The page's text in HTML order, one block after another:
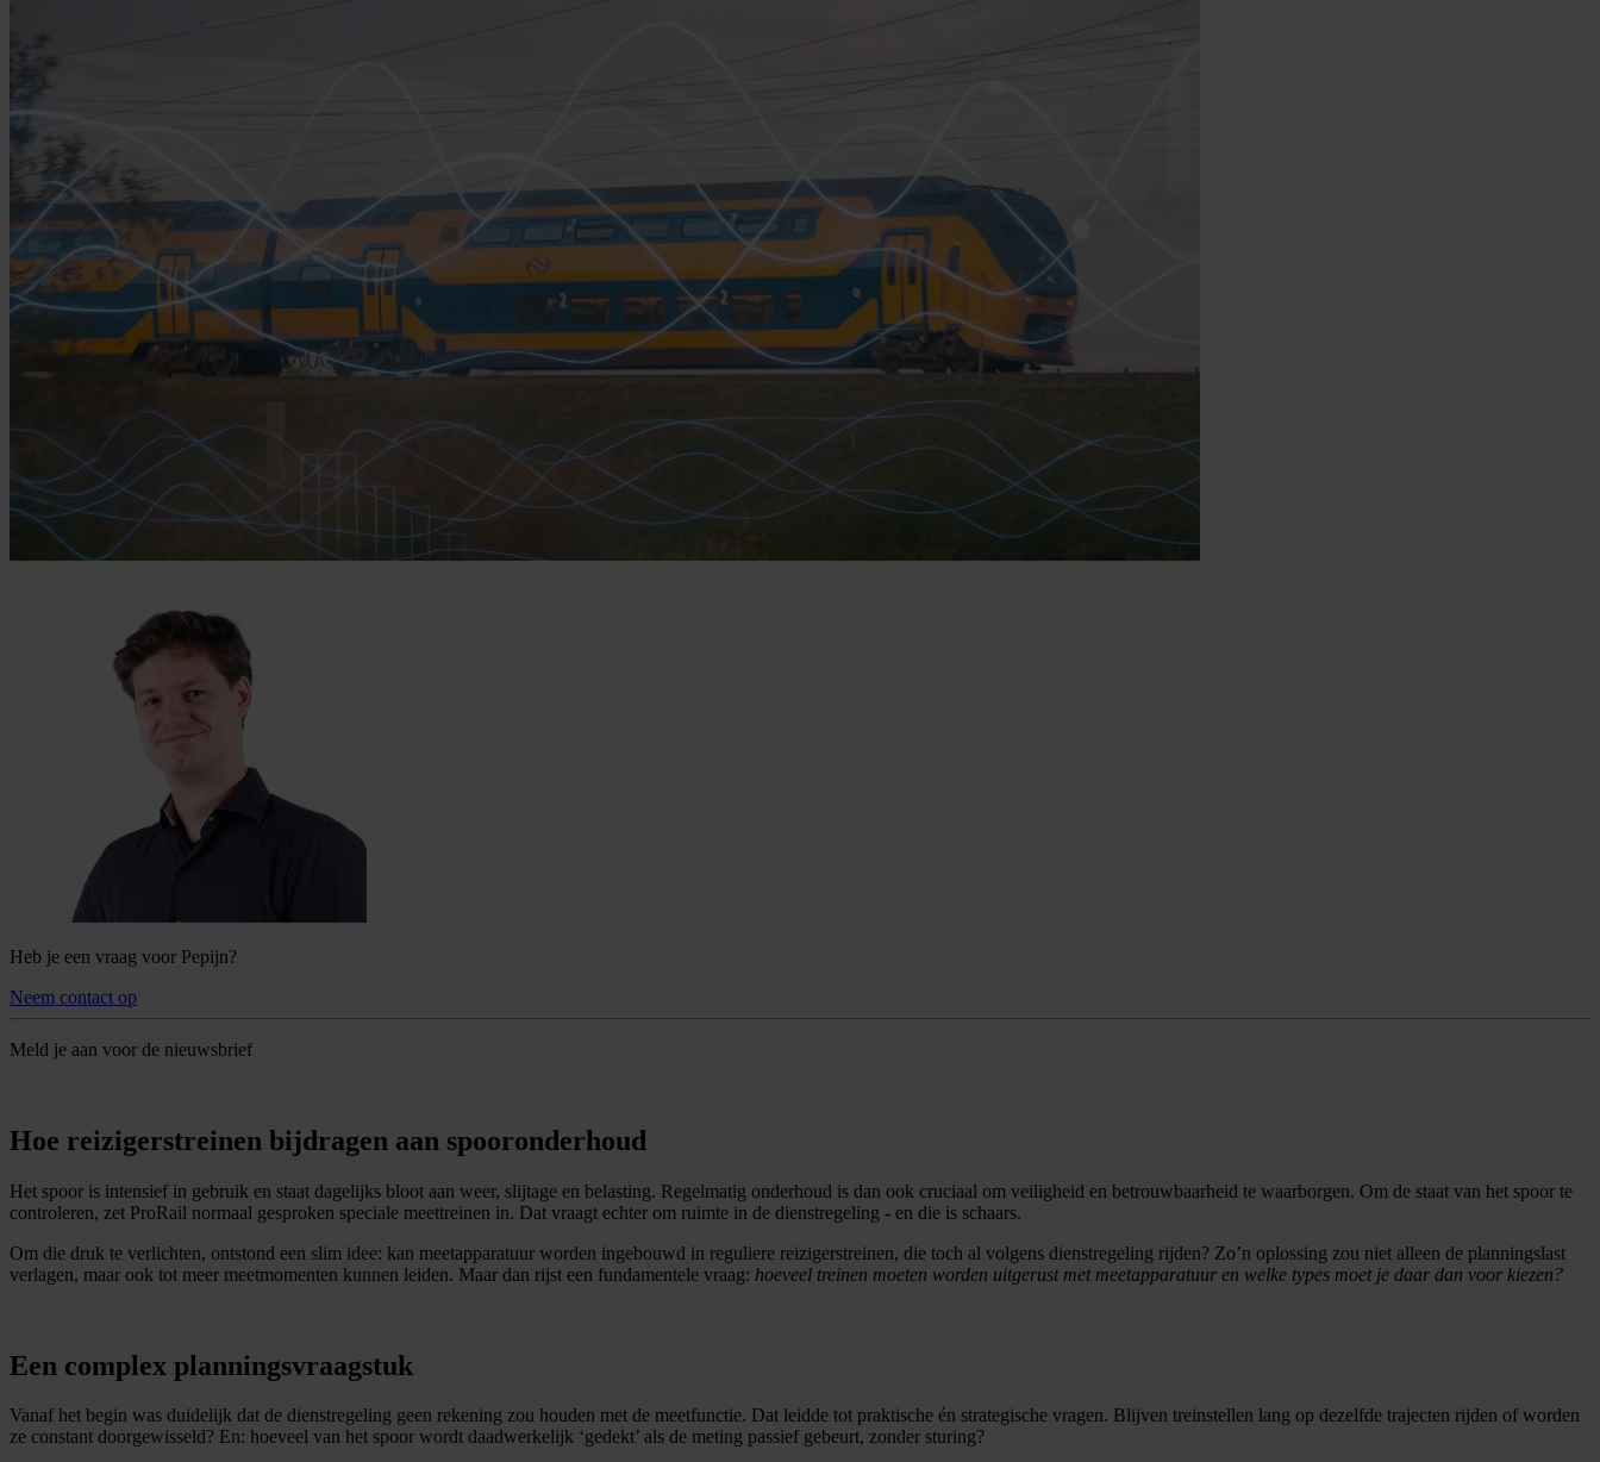
Heb je een vraag voor Pepijn?
Neem contact op
Meld je aan voor de nieuwsbrief
Hoe reizigerstreinen bijdragen aan spooronderhoud
Het spoor is intensief in gebruik en staat dagelijks bloot aan weer, slijtage en belasting. Regelmatig onderhoud is dan ook cruciaal om veiligheid en betrouwbaarheid te waarborgen. Om de staat van het spoor te
controleren, zet ProRail normaal gesproken speciale meettreinen in. Dat vraagt echter om ruimte in de dienstregeling - en die is schaars.
Om die druk te verlichten, ontstond een slim idee: kan meetapparatuur worden ingebouwd in reguliere reizigerstreinen, die toch al volgens dienstregeling rijden? Zo’n oplossing zou niet alleen de planningslast
verlagen, maar ook tot meer meetmomenten kunnen leiden. Maar dan rijst een fundamentele vraag: hoeveel treinen moeten worden uitgerust met meetapparatuur en welke types moet je daar dan voor kiezen?
Een complex planningsvraagstuk
Vanaf het begin was duidelijk dat de dienstregeling geen rekening zou houden met de meetfunctie. Dat leidde tot praktische én strategische vragen. Blijven treinstellen lang op dezelfde trajecten rijden of worden
ze constant doorgewisseld? En: hoeveel van het spoor wordt daadwerkelijk ‘gedekt’ als de meting passief gebeurt, zonder sturing?